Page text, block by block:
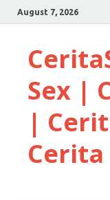
August 7, 2026
Sex |
|
Cerita